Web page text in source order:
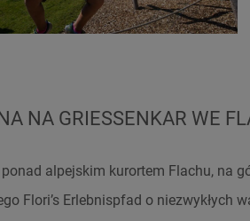
NA GRIESSENKAR WE
alpejskim kurortem Flachu, na
Flori’s Erlebnispfad o niezwykłych